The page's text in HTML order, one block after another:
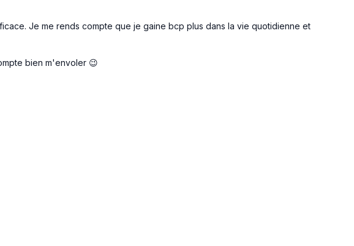
Je me rends compte que je gaine bcp plus dans la vie quotidienne et
bien m'envoler 😉